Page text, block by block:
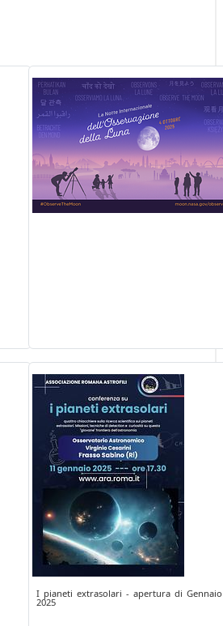
I pianeti extrasolari - apertura di Gennaio
2025